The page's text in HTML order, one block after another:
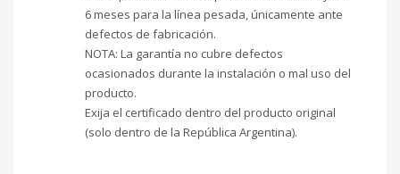
6 meses para la línea pesada, únicamente ante
defectos de fabricación.
NOTA: La garantía no cubre defectos
ocasionados durante la instalación o mal uso del
producto.
Exija el certificado dentro del producto original
(solo dentro de la República Argentina).